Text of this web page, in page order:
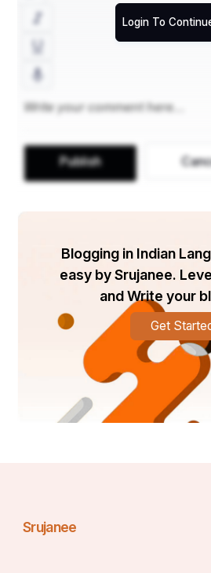
ହେଉଛି, ବାଣିଜ୍ୟ କ୍ଷେତ୍ରରେ
ଅନ୍ତର୍ଜାତୀୟ କାରବାରର ଏକ
ପରିଣତ କରିବା ପାଇଁ ଆମେ ଉଦ୍ୟମ
ବର୍ତ୍ତମାନକୁ ଯୋଡ଼ି ପାରିଲେ
ବିଲକ୍ଷଣ ନିଶ୍ଚୟ ଦୂର ହେବ ଏବଂ
ଗୌରବ ବୃଦ୍ଧି ପାଇବ।
@ ଅଢ଼େଇଗୁଣ୍ଡି, କାନପୁର, କଟକ-
ମୋ- ୯୩୪୮୦୪୨୦୬୬
bidyapctc@gmail.com
© ବିଦ୍ୟାଧର ପଣ୍ଡା
Login To
Publish
Blogging in Indian
easy by Srujanee.
and Write your
Get
Srujanee